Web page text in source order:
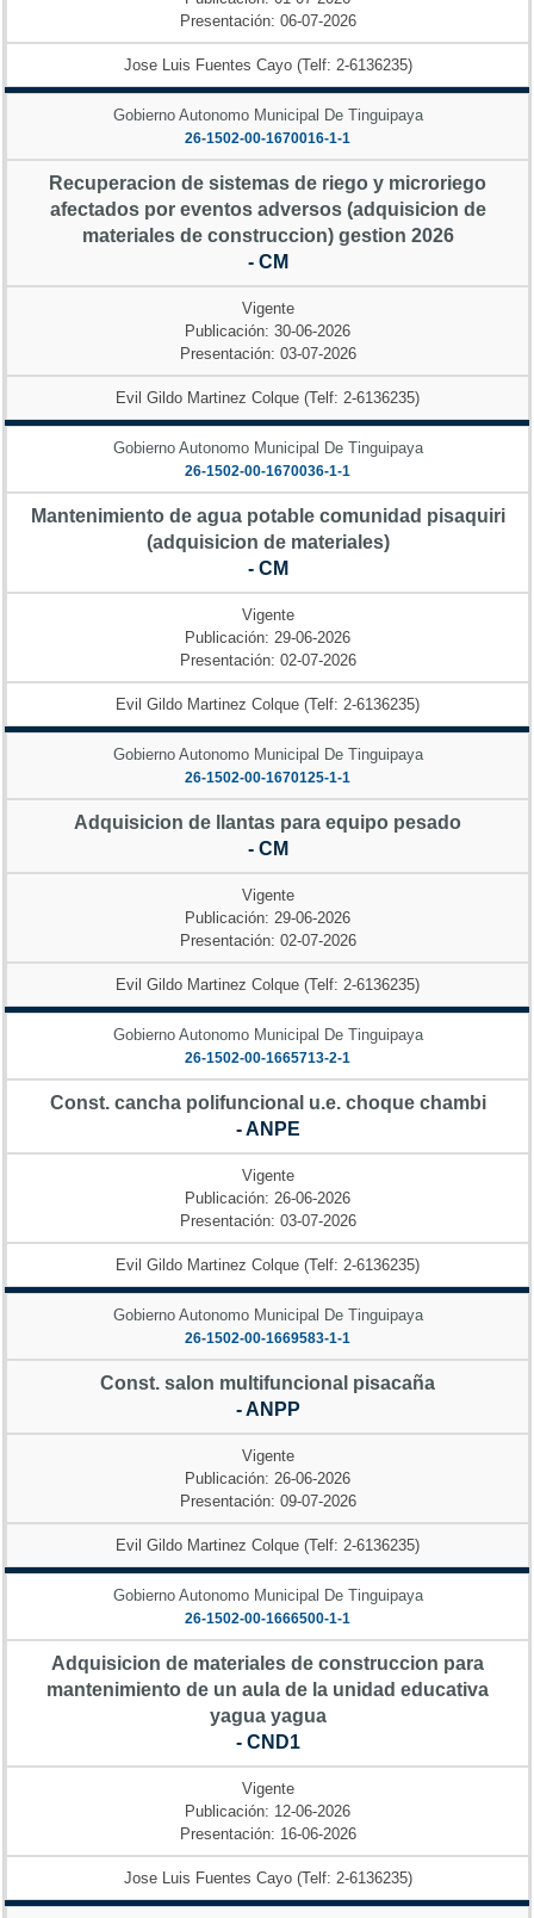
Presentación: 06-07-2026
Jose Luis Fuentes Cayo (Telf: 2-6136235)
Gobierno Autonomo Municipal De Tinguipaya
26-1502-00-1670016-1-1
Recuperacion de sistemas de riego y microriego
afectados por eventos adversos (adquisicion de
materiales de construccion) gestion 2026
- CM
Vigente
Publicación: 30-06-2026
Presentación: 03-07-2026
Evil Gildo Martinez Colque (Telf: 2-6136235)
Gobierno Autonomo Municipal De Tinguipaya
26-1502-00-1670036-1-1
Mantenimiento de agua potable comunidad pisaquiri
(adquisicion de materiales)
- CM
Vigente
Publicación: 29-06-2026
Presentación: 02-07-2026
Evil Gildo Martinez Colque (Telf: 2-6136235)
Gobierno Autonomo Municipal De Tinguipaya
26-1502-00-1670125-1-1
Adquisicion de llantas para equipo pesado
- CM
Vigente
Publicación: 29-06-2026
Presentación: 02-07-2026
Evil Gildo Martinez Colque (Telf: 2-6136235)
Gobierno Autonomo Municipal De Tinguipaya
26-1502-00-1665713-2-1
Const. cancha polifuncional u.e. choque chambi
- ANPE
Vigente
Publicación: 26-06-2026
Presentación: 03-07-2026
Evil Gildo Martinez Colque (Telf: 2-6136235)
Gobierno Autonomo Municipal De Tinguipaya
26-1502-00-1669583-1-1
Const. salon multifuncional pisacaña
- ANPP
Vigente
Publicación: 26-06-2026
Presentación: 09-07-2026
Evil Gildo Martinez Colque (Telf: 2-6136235)
Gobierno Autonomo Municipal De Tinguipaya
26-1502-00-1666500-1-1
Adquisicion de materiales de construccion para
mantenimiento de un aula de la unidad educativa
yagua yagua
- CND1
Vigente
Publicación: 12-06-2026
Presentación: 16-06-2026
Jose Luis Fuentes Cayo (Telf: 2-6136235)